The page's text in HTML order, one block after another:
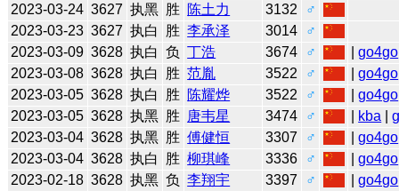
2023-03-24 3627 执黑 胜 陈土力 3132
♂
2023-03-23 3627 执白 胜 李承泽 3014
♂
2023-03-09 3628 执白 负 丁浩 3674 ♂ |go4go
2023-03-08 3628 执白 胜 范胤 3522 ♂ |go4go
2023-03-05 3628 执白 胜 陈耀烨 3522 ♂ |go4go
2023-03-05 3628 执黑 胜 唐韦星 3474 ♂ kba |
2023-03-04 3628 执黑 胜 傅健恒 3307 ♂ |go4go
2023-03-04 3628 执白 胜 柳琪峰 3336 ♂ |go4go
2023-02-18 3628 执黑 负 李翔宇 3397 ♂ |go4go